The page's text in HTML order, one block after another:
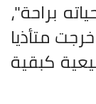
براحة"،
متأذيا
كبقية